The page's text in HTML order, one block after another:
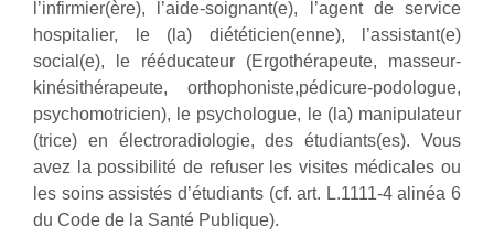
l’infirmier(ère), l’aide-soignant(e), l’agent de service
hospitalier, le (la) diététicien(enne), l’assistant(e)
social(e), le rééducateur (Ergothérapeute, masseur-
kinésithérapeute, orthophoniste,pédicure-podologue,
psychomotricien), le psychologue, le (la) manipulateur
(trice) en électroradiologie, des étudiants(es). Vous
avez la possibilité de refuser les visites médicales ou
les soins assistés d’étudiants (cf. art. L.1111-4 alinéa 6
du Code de la Santé Publique).